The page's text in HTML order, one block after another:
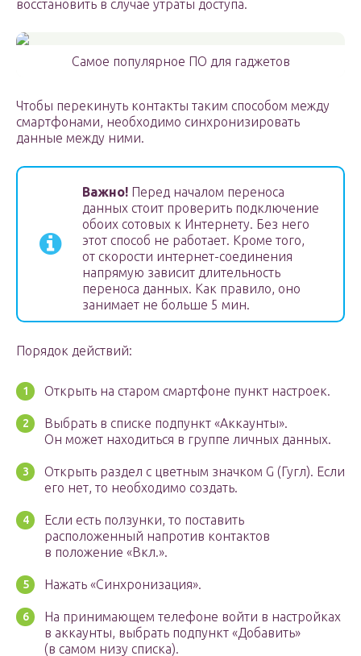
восстановить в случае утраты доступа.
Самое популярное ПО для гаджетов
Чтобы перекинуть контакты таким способом между
смартфонами, необходимо синхронизировать
данные между ними.
Важно! Перед началом переноса
данных стоит проверить подключение
обоих сотовых к Интернету. Без него
этот способ не работает. Кроме того,
от скорости интернет-соединения
напрямую зависит длительность
переноса данных. Как правило, оно
занимает не больше 5 мин.
Порядок действий:
Открыть на старом смартфоне пункт настроек.
Выбрать в списке подпункт «Аккаунты».
Он может находиться в группе личных данных.
Открыть раздел с цветным значком G (Гугл). Если
его нет, то необходимо создать.
Если есть ползунки, то поставить
расположенный напротив контактов
в положение «Вкл.».
Нажать «Синхронизация».
На принимающем телефоне войти в настройках
в аккаунты, выбрать подпункт «Добавить»
(в самом низу списка).